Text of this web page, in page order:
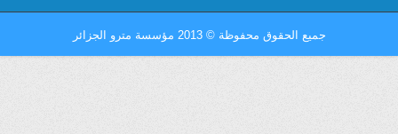
جميع الحقوق محفوظة© 2013 مؤسسة مترو الجزائر